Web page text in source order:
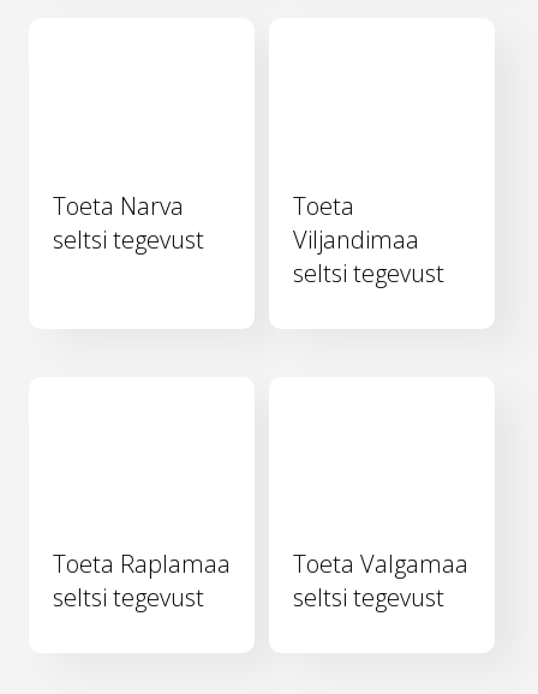
Toeta Narva
seltsi tegevust
Toeta
Viljandimaa
seltsi tegevust
Toeta Raplamaa
seltsi tegevust
Toeta Valgamaa
seltsi tegevust